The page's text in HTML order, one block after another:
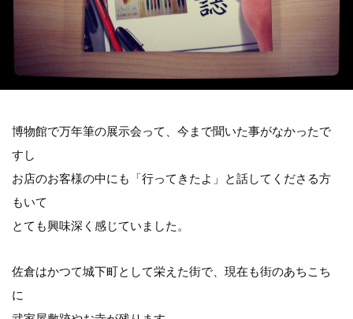
博物館で万年筆の展示会って、今まで聞いた事がなかったで
すし
お店のお客様の中にも「行ってきたよ」と話してくださる方
もいて
とても興味深く感じていました。
佐倉はかつて城下町として栄えた街で、現在も街のあちこち
に